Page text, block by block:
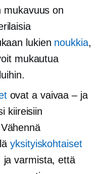
mukavuus on
lukien noukkia,
mukautua
ovat a vaivaa – ja
kiireisiin
yksityiskohtaiset
ja varmista, että